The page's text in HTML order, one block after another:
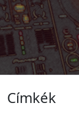
Címkék